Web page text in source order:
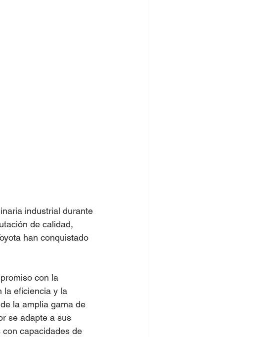
industrial durante
de calidad,
han conquistado
con la
la eficiencia y la
la amplia gama de
se adapte a sus
capacidades de